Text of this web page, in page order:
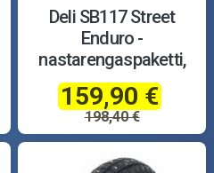
Deli SB117 Street
Enduro -
nastarengaspaketti,
100/80-17 + 130/70-17
159,90 €
198,40 €